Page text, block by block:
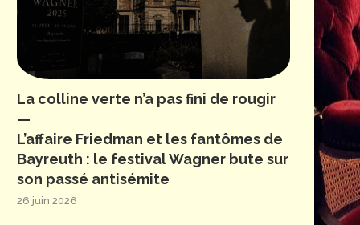
La colline verte n’a pas fini de rougir
—
L’affaire Friedman et les fantômes de
Bayreuth : le festival Wagner bute sur
son passé antisémite
26 juin 2026